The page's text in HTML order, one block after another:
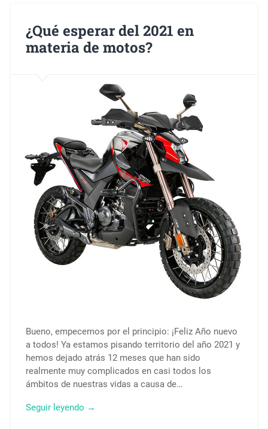
¿Qué esperar del 2021 en
materia de motos?
Bueno, empecemos por el principio: ¡Feliz Año nuevo
a todos! Ya estamos pisando territorio del año 2021 y
hemos dejado atrás 12 meses que han sido
realmente muy complicados en casi todos los
ámbitos de nuestras vidas a causa de…
Seguir leyendo →